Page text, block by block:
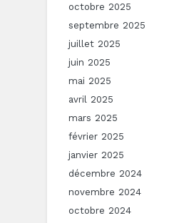
octobre 2025
septembre 2025
juillet 2025
juin 2025
mai 2025
avril 2025
mars 2025
février 2025
janvier 2025
décembre 2024
novembre 2024
octobre 2024